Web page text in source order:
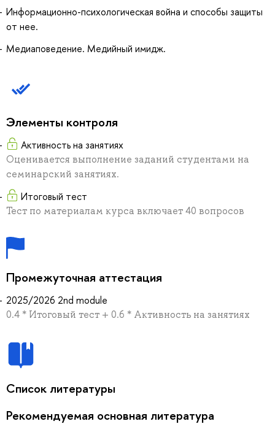
Информационно-психологическая война и способы защиты
от нее.
Медиаповедение. Медийный имидж.
Элементы контроля
Активность на занятиях
Оценивается выполнение заданий студентами на
семинарский занятиях.
Итоговый тест
Тест по материалам курса включает 40 вопросов
Промежуточная аттестация
2025/2026 2nd module
0.4 * Итоговый тест + 0.6 * Активность на занятиях
Список литературы
Рекомендуемая основная литература